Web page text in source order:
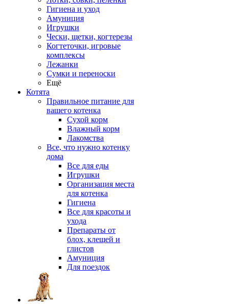
Гигиена и уход
Амуниция
Игрушки
Чески, щетки, когтерезы
Когтеточки, игровые
комплексы
Лежанки
Сумки и переноски
Ещё
Котята
Правильное питание для
вашего котенка
Сухой корм
Влажный корм
Лакомства
Все, что нужно котенку
дома
Все для еды
Игрушки
Организация места
для котенка
Гигиена
Все для красоты и
ухода
Препараты от
блох, клещей и
глистов
Амуниция
Для поездок